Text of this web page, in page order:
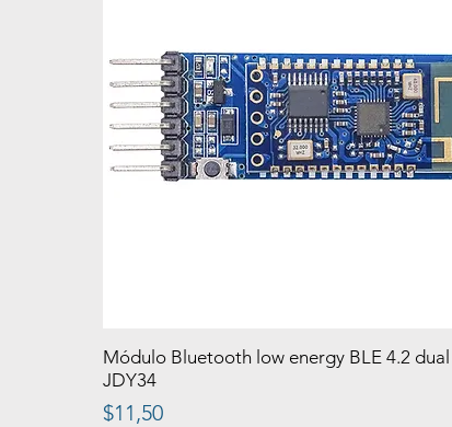
Módulo Bluetooth low energy BLE 4.2 dual
JDY34
Precio
$11,50